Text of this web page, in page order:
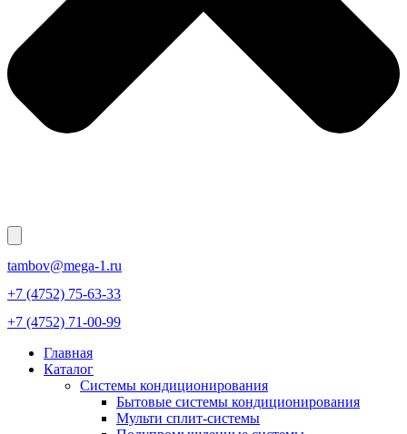
tambov@mega-1.ru
+7 (4752) 75-63-33
+7 (4752) 71-00-99
Главная
Каталог
Системы кондиционирования
Бытовые системы кондиционирования
Мульти сплит-системы